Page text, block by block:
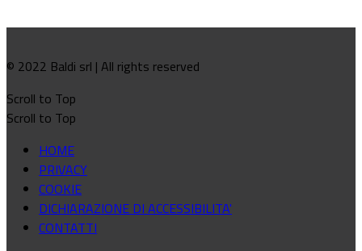
© 2022 Baldi srl | All rights reserved
Scroll to Top
Scroll to Top
HOME
PRIVACY
COOKIE
DICHIARAZIONE DI ACCESSIBILITA'
CONTATTI